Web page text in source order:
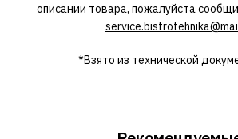
описании товара, пожалуйста
*Взято из технической